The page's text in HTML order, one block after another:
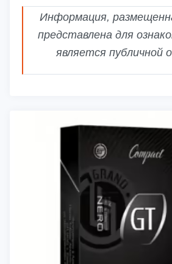
Информация,
представлена для
является публичной